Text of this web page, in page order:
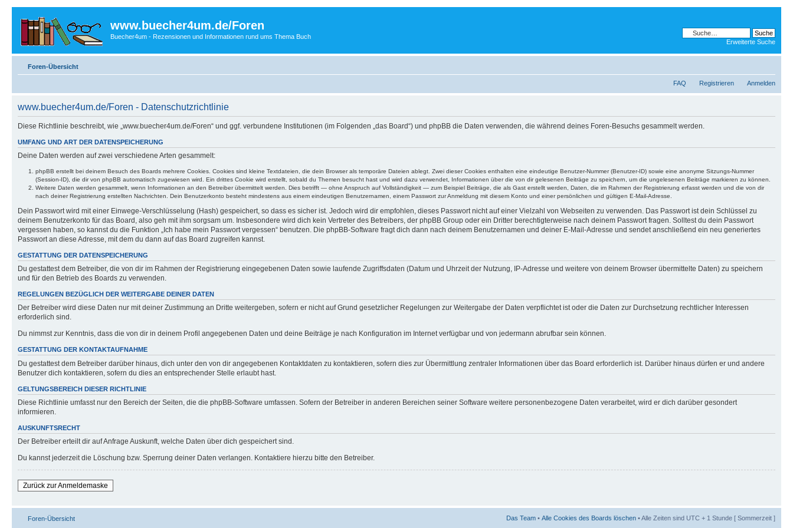
www.buecher4um.de/Foren
Buecher4um - Rezensionen und Informationen rund ums Thema Buch
Erweiterte Suche
Foren-Übersicht
FAQ Registrieren Anmelden
www.buecher4um.de/Foren - Datenschutzrichtlinie
Diese Richtlinie beschreibt, wie „www.buecher4um.de/Foren“ und ggf. verbundene Institutionen (im Folgenden „das Board“) und phpBB die Daten verwenden, die während deines Foren-Besuchs gesammelt werden.
UMFANG UND ART DER DATENSPEICHERUNG
Deine Daten werden auf zwei verschiedene Arten gesammelt:
phpBB erstellt bei deinem Besuch des Boards mehrere Cookies. Cookies sind kleine Textdateien, die dein Browser als temporäre Dateien ablegt. Zwei dieser Cookies enthalten eine eindeutige Benutzer-Nummer (Benutzer-ID) sowie eine anonyme Sitzungs-Nummer
(Session-ID), die dir von phpBB automatisch zugewiesen wird. Ein drittes Cookie wird erstellt, sobald du Themen besucht hast und wird dazu verwendet, Informationen über die von dir gelesenen Beiträge zu speichern, um die ungelesenen Beiträge markieren zu können.
Weitere Daten werden gesammelt, wenn Informationen an den Betreiber übermittelt werden. Dies betrifft — ohne Anspruch auf Vollständigkeit — zum Beispiel Beiträge, die als Gast erstellt werden, Daten, die im Rahmen der Registrierung erfasst werden und die von dir
nach deiner Registrierung erstellten Nachrichten. Dein Benutzerkonto besteht mindestens aus einem eindeutigen Benutzernamen, einem Passwort zur Anmeldung mit diesem Konto und einer persönlichen und gültigen E-Mail-Adresse.
Dein Passwort wird mit einer Einwege-Verschlüsselung (Hash) gespeichert, so dass es sicher ist. Jedoch wird dir empfohlen, dieses Passwort nicht auf einer Vielzahl von Webseiten zu verwenden. Das Passwort ist dein Schlüssel zu
deinem Benutzerkonto für das Board, also geh mit ihm sorgsam um. Insbesondere wird dich kein Vertreter des Betreibers, der phpBB Group oder ein Dritter berechtigterweise nach deinem Passwort fragen. Solltest du dein Passwort
vergessen haben, so kannst du die Funktion „Ich habe mein Passwort vergessen“ benutzen. Die phpBB-Software fragt dich dann nach deinem Benutzernamen und deiner E-Mail-Adresse und sendet anschließend ein neu generiertes
Passwort an diese Adresse, mit dem du dann auf das Board zugreifen kannst.
GESTATTUNG DER DATENSPEICHERUNG
Du gestattest dem Betreiber, die von dir im Rahmen der Registrierung eingegebenen Daten sowie laufende Zugriffsdaten (Datum und Uhrzeit der Nutzung, IP-Adresse und weitere von deinem Browser übermittelte Daten) zu speichern
und für den Betrieb des Boards zu verwenden.
REGELUNGEN BEZÜGLICH DER WEITERGABE DEINER DATEN
Der Betreiber wird diese Daten nur mit deiner Zustimmung an Dritte weitergeben, sofern er nicht auf Grund gesetzlicher Regelungen zur Weitergabe der Daten verpflichtet ist oder die Daten zur Durchsetzung rechtlicher Interessen
erforderlich sind.
Du nimmst zur Kenntnis, dass die von dir in deinem Profil angegebenen Daten und deine Beiträge je nach Konfiguration im Internet verfügbar und von jedermann abrufbar sein können.
GESTATTUNG DER KONTAKTAUFNAHME
Du gestattest dem Betreiber darüber hinaus, dich unter den von dir angegebenen Kontaktdaten zu kontaktieren, sofern dies zur Übermittlung zentraler Informationen über das Board erforderlich ist. Darüber hinaus dürfen er und andere
Benutzer dich kontaktieren, sofern du dies an entsprechender Stelle erlaubt hast.
GELTUNGSBEREICH DIESER RICHTLINIE
Diese Richtlinie umfasst nur den Bereich der Seiten, die die phpBB-Software umfassen. Sofern der Betreiber in anderen Bereichen seiner Software weitere personenbezogene Daten verarbeitet, wird er dich darüber gesondert
informieren.
AUSKUNFTSRECHT
Der Betreiber erteilt dir auf Anfrage Auskunft, welche Daten über dich gespeichert sind.
Du kannst jederzeit die Löschung bzw. Sperrung deiner Daten verlangen. Kontaktiere hierzu bitte den Betreiber.
Zurück zur Anmeldemaske
Foren-Übersicht Das Team • Alle Cookies des Boards löschen • Alle Zeiten sind UTC + 1 Stunde [ Sommerzeit ]